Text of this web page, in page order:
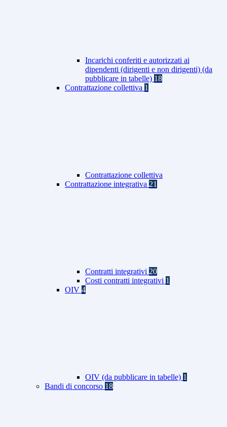
Incarichi conferiti e autorizzati ai
dipendenti (dirigenti e non dirigenti) (da
pubblicare in tabelle) 18
Contrattazione collettiva 1
Contrattazione collettiva
Contrattazione integrativa 21
Contratti integrativi 20
Costi contratti integrativi 1
OIV 4
OIV (da pubblicare in tabelle) 1
Bandi di concorso 18